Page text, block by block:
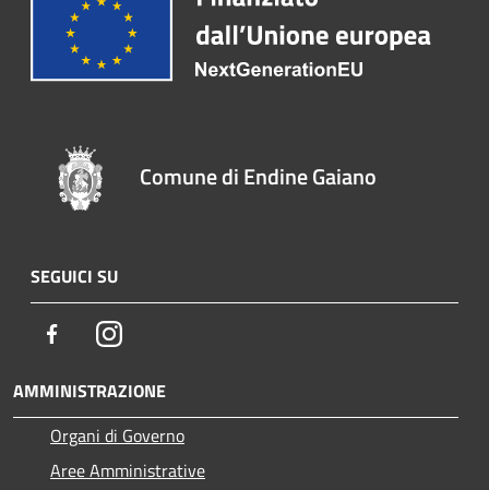
Comune di Endine Gaiano
SEGUICI SU
FacebookInstagram
AMMINISTRAZIONE
Organi di Governo
Aree Amministrative